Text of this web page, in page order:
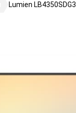
Lumien LB4350SDG3